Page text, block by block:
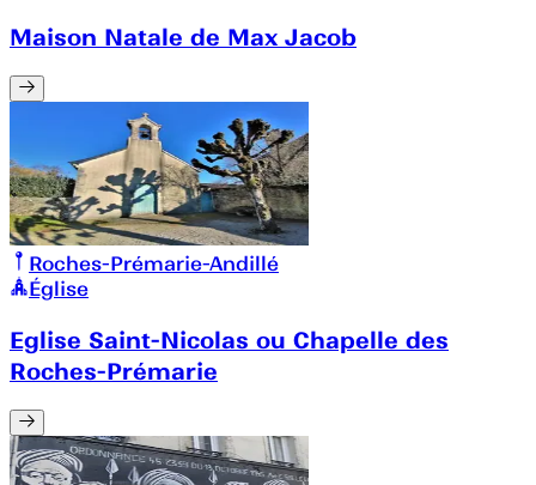
Maison Natale de Max Jacob
Roches-Prémarie-Andillé
Église
Eglise Saint-Nicolas ou Chapelle des
Roches-Prémarie